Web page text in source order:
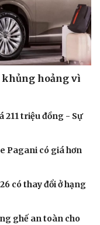
khủng hoảng vì
211 triệu đồng - Sự
Pagani có giá hơn
có thay đổi ở hạng
ghế an toàn cho